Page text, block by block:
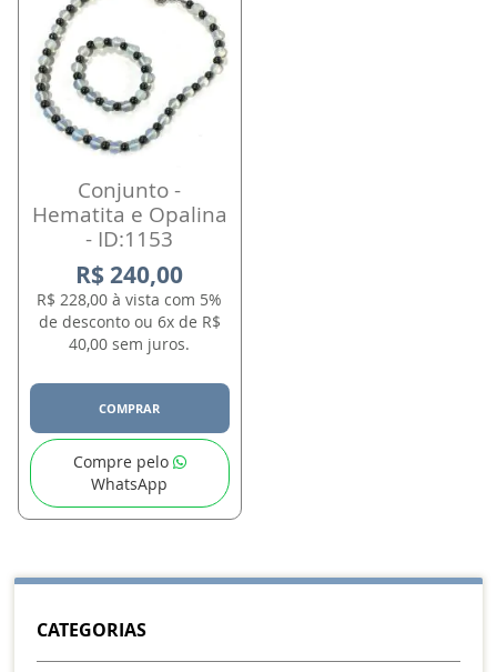
Conjunto -
Hematita e Opalina
- ID:1153
R$ 240,00
R$ 228,00 à vista com 5%
de desconto ou 6x de R$
40,00 sem juros.
COMPRAR
Compre pelo
WhatsApp
CATEGORIAS